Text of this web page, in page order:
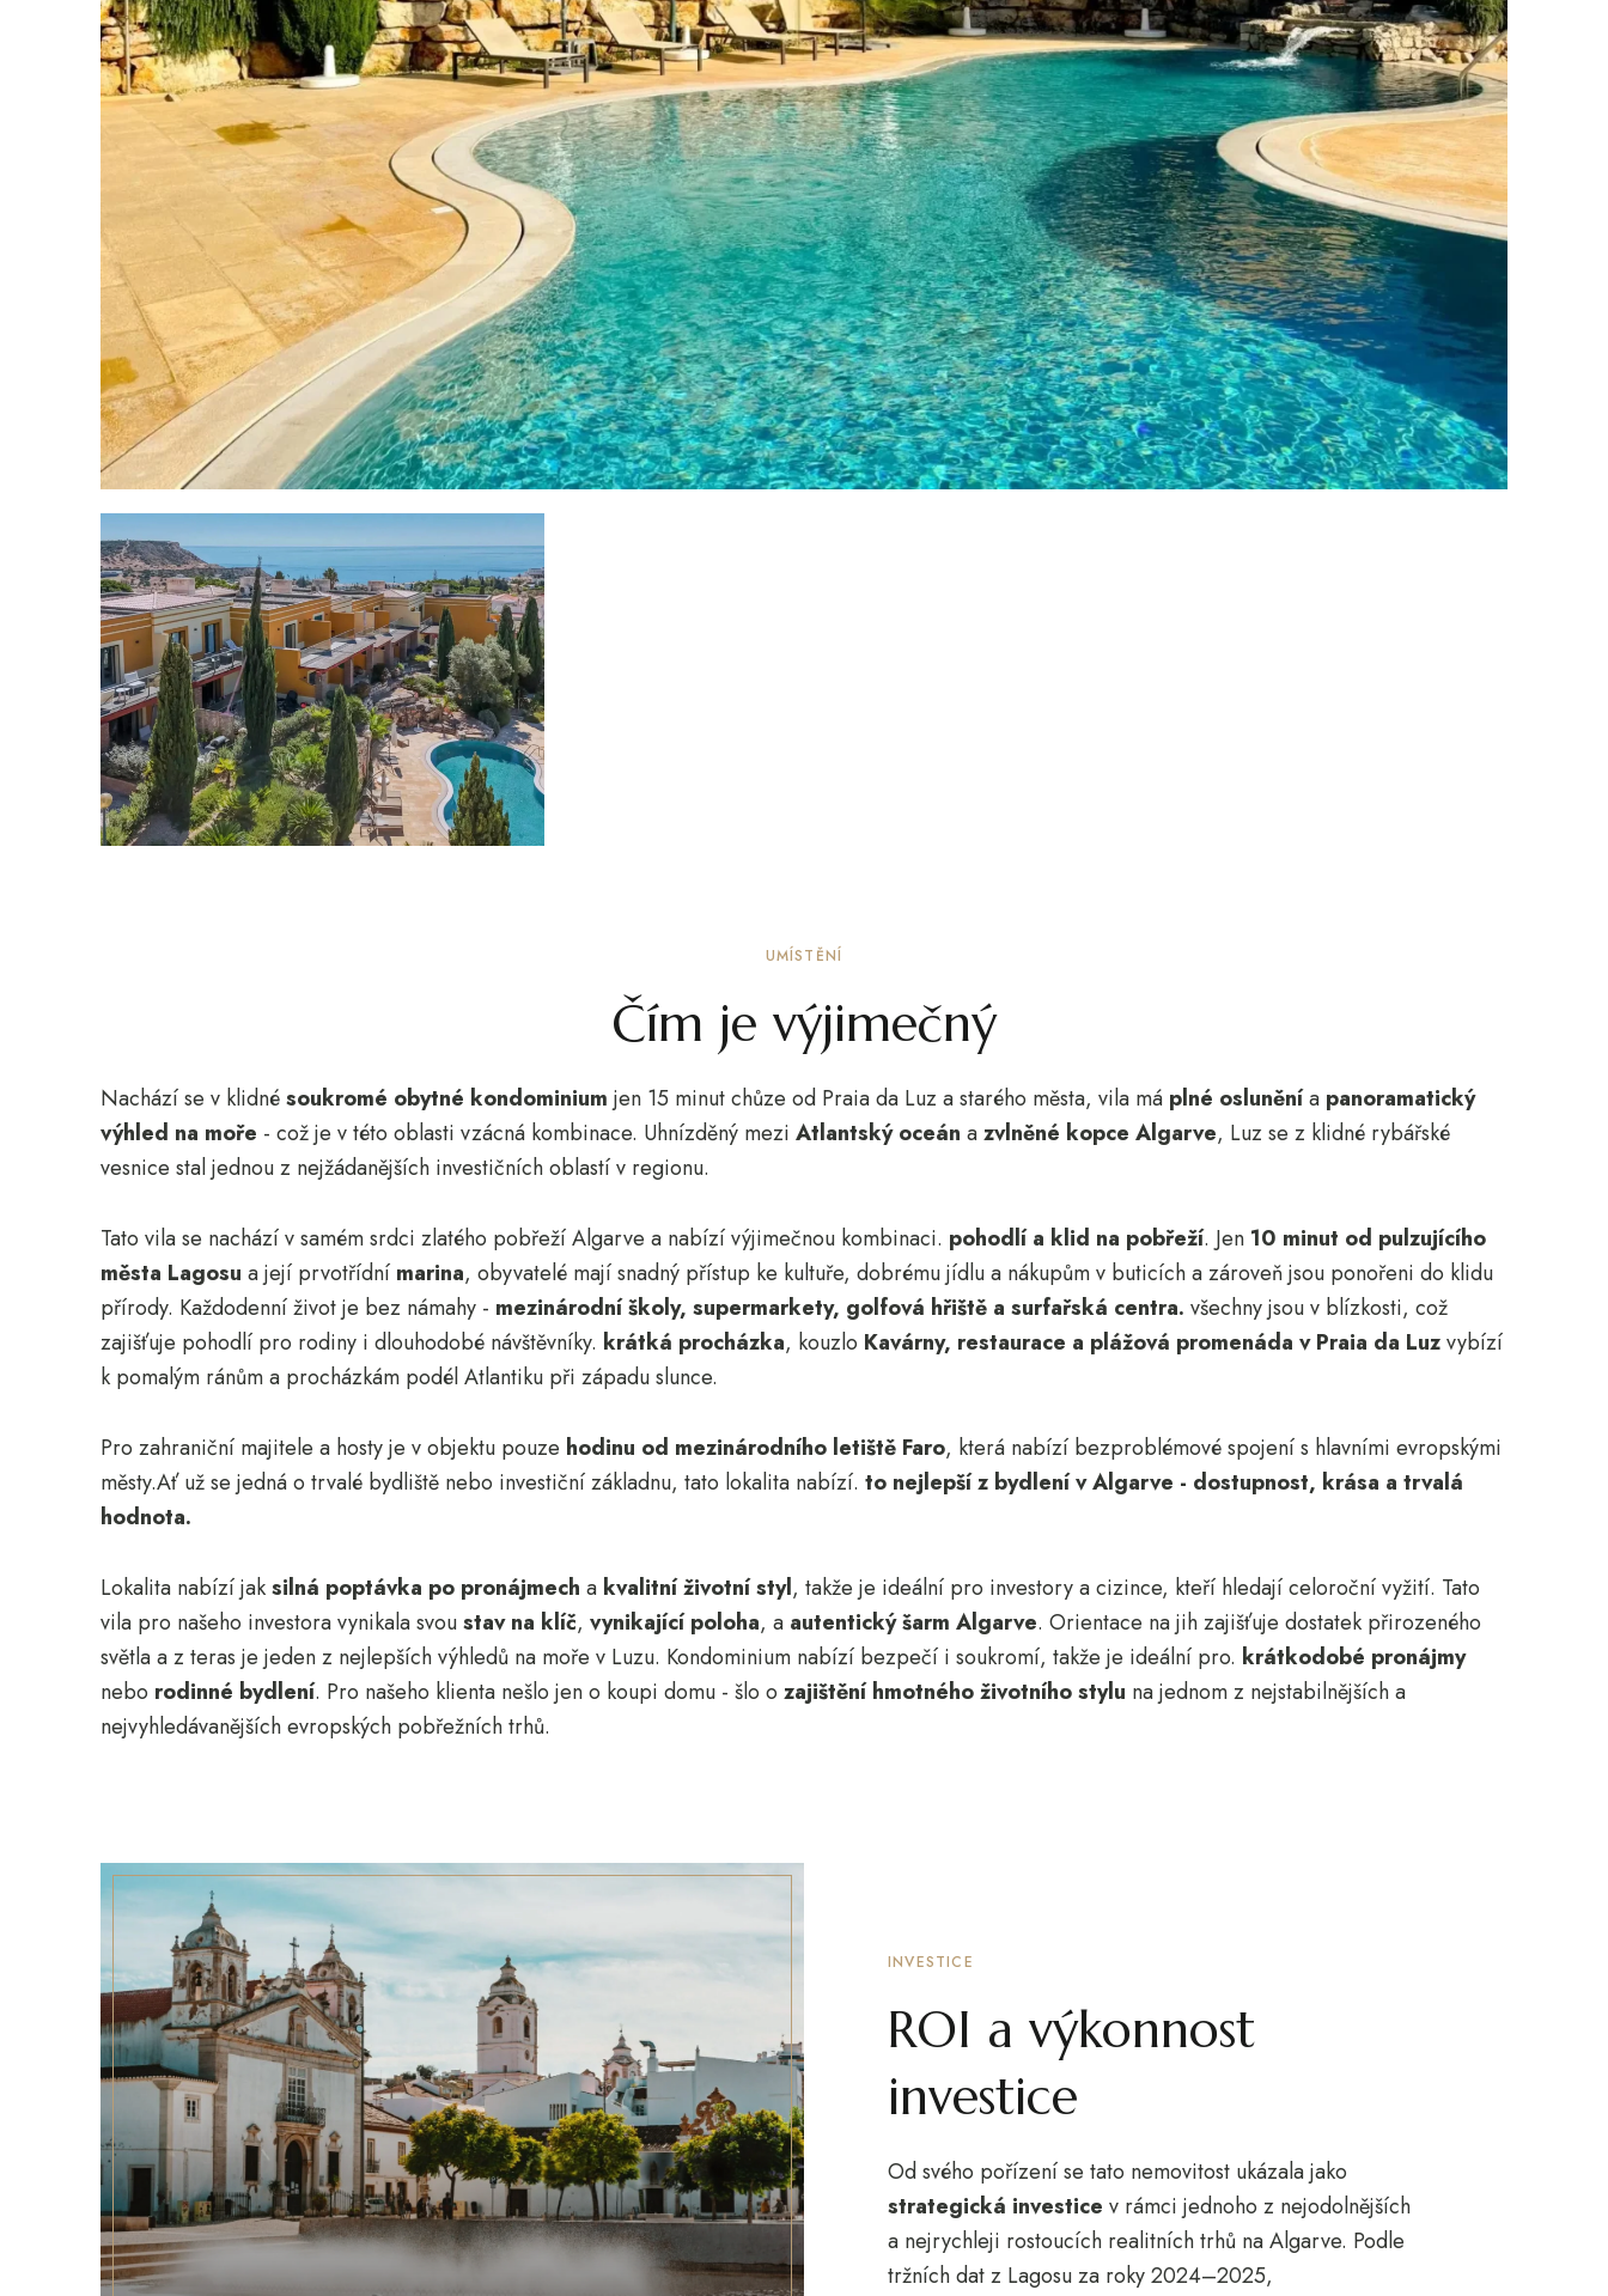
UMÍSTĚNÍ
Čím je výjimečný
Nachází se v klidnésoukromé obytné kondominium jen 15 minut chůze od Praia da Luz a starého města, vila má plné osluněnía panoramatický
výhled na moře - což je v této oblasti vzácná kombinace. Uhnízděný mezi Atlantský oceán azvlněné kopce Algarve, Luz se z klidné rybářské
vesnice stal jednou z nejžádanějších investičních oblastí v regionu.
Tato vila se nachází v samém srdci zlatého pobřeží Algarve a nabízí výjimečnou kombinaci. pohodlí a klid na pobřeží. Jen 10 minut od pulzujícího
města Lagosu a její prvotřídní marina, obyvatelé mají snadný přístup ke kultuře, dobrému jídlu a nákupům v buticích a zároveň jsou ponořeni do klidu
přírody. Každodenní život je bez námahy - mezinárodní školy, supermarkety, golfová hřiště a surfařská centra. všechny jsou v blízkosti, což
zajišťuje pohodlí pro rodiny i dlouhodobé návštěvníky. krátká procházka, kouzlo Kavárny, restaurace a plážová promenáda v Praia da Luzvybízí
k pomalým ránům a procházkám podél Atlantiku při západu slunce.
Pro zahraniční majitele a hosty je v objektu pouze hodinu od mezinárodního letiště Faro, která nabízí bezproblémové spojení s hlavními evropskými
městy.Ať už se jedná o trvalé bydliště nebo investiční základnu, tato lokalita nabízí. to nejlepší z bydlení v Algarve - dostupnost, krása a trvalá
hodnota.
Lokalita nabízí jaksilná poptávka po pronájmech a kvalitní životní styl, takže je ideální pro investory a cizince, kteří hledají celoroční vyžití. Tato
vila pro našeho investora vynikala svoustav na klíč, vynikající poloha, a autentický šarm Algarve. Orientace na jih zajišťuje dostatek přirozeného
světla a z teras je jeden z nejlepších výhledů na moře v Luzu. Kondominium nabízí bezpečí i soukromí, takže je ideální pro. krátkodobé pronájmy
nebo rodinné bydlení. Pro našeho klienta nešlo jen o koupi domu - šlo o zajištění hmotného životního stylu na jednom z nejstabilnějších a
nejvyhledávanějších evropských pobřežních trhů.
INVESTICE
ROI a výkonnost
investice
Od svého pořízení se tato nemovitost ukázala jako
strategická investice v rámci jednoho z nejodolnějších
a nejrychleji rostoucích realitních trhů na Algarve. Podle
tržních dat z Lagosu za roky 2024–2025,